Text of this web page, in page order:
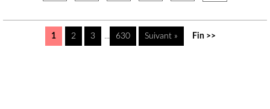
1 2 3 ... 630 Suivant » Fin >>